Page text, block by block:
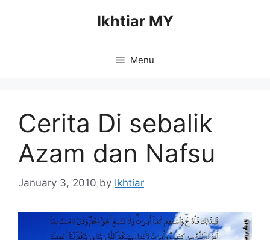
Ikhtiar MY
Menu
Cerita Di sebalik
Azam dan Nafsu
January 3, 2010 by Ikhtiar